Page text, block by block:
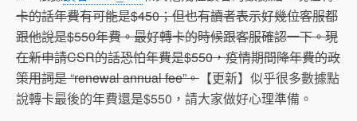
卡的話年費有可能是$450；但也有讀者表示好幾位客服都
跟他說是$550年費。最好轉卡的時候跟客服確認一下。現
在新申請CSR的話恐怕年費是$550，疫情期間降年費的政
策用詞是 “renewal annual fee”。 【更新】似乎很多數據點
說轉卡最後的年費還是$550，請大家做好心理準備。